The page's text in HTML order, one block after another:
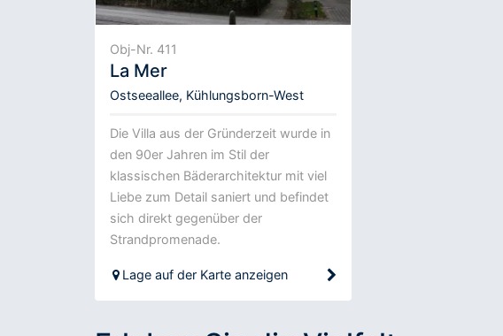
Obj-Nr. 411
La Mer
Ostseeallee, Kühlungsborn-West
Die Villa aus der Gründerzeit wurde in
den 90er Jahren im Stil der
klassischen Bäderarchitektur mit viel
Liebe zum Detail saniert und befindet
sich direkt gegenüber der
Strandpromenade.
Lage auf der Karte anzeigen